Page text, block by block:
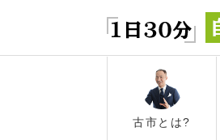
古市とは?